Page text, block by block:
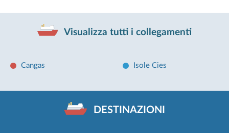
Visualizza tutti i collegamenti
Cangas Isole Cies
DESTINAZIONI